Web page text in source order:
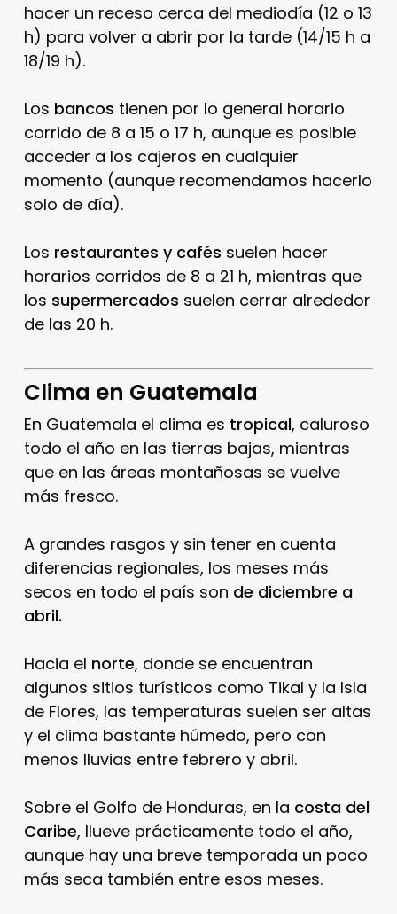
hacer un receso cerca del mediodía (12 o 13
h) para volver a abrir por la tarde (14/15 h a
18/19 h).
Los bancos tienen por lo general horario
corrido de 8 a 15 o 17 h, aunque es posible
acceder a los cajeros en cualquier
momento (aunque recomendamos hacerlo
solo de día).
Los restaurantes y cafés suelen hacer
horarios corridos de 8 a 21 h, mientras que
los supermercados suelen cerrar alrededor
de las 20 h.
Clima en Guatemala
En Guatemala el clima es tropical, caluroso
todo el año en las tierras bajas, mientras
que en las áreas montañosas se vuelve
más fresco.
A grandes rasgos y sin tener en cuenta
diferencias regionales, los meses más
secos en todo el país son de diciembre a
abril.
Hacia el norte, donde se encuentran
algunos sitios turísticos como Tikal y la Isla
de Flores, las temperaturas suelen ser altas
y el clima bastante húmedo, pero con
menos lluvias entre febrero y abril.
Sobre el Golfo de Honduras, en la costa del
Caribe, llueve prácticamente todo el año,
aunque hay una breve temporada un poco
más seca también entre esos meses.